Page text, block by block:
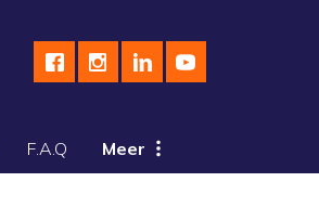
F.A.Q Meer